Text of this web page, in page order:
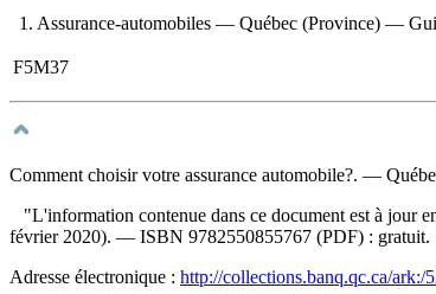
1. Assurance-automobiles — Québec (Province) —
F5M37
Comment choisir votre assurance automobile?. —
"L'information contenue dans ce document est à jour
février 2020). — ISBN 9782550855767 (PDF) : gratuit.
Adresse électronique : http://collections.banq.qc.ca/ark:/